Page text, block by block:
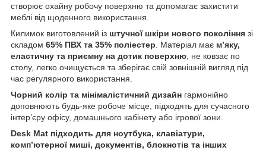
створює охайну робочу поверхню та допомагає захистити
меблі від щоденного використання.
Килимок виготовлений із штучної шкіри нового покоління зі
складом 65% ПВХ та 35% поліестер . Матеріал має м’яку,
еластичну та приємну на дотик поверхню , не ковзає по
столу, легко очищується та зберігає свій зовнішній вигляд під
час регулярного використання.
Чорний колір та мінімалістичний дизайн гармонійно
доповнюють будь-яке робоче місце, підходять для сучасного
інтер’єру офісу, домашнього кабінету або ігрової зони.
Desk Mat підходить для ноутбука, клавіатури,
комп’ютерної миші, документів, блокнотів та інших